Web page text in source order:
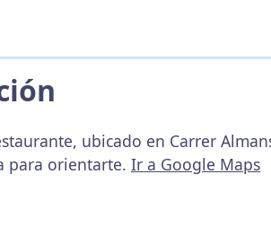
ubicado en Carrer
para orientarte. Ir a Google Maps